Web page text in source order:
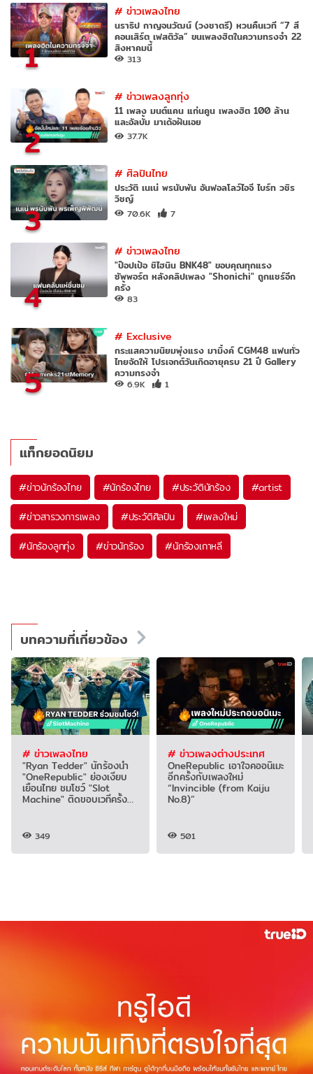
1
#ข่าวเพลงไทย
นราธิป กาญจนวัฒน์ (วงชาตรี) หวนคืนเวที “7 สี
คอนเสิร์ต เฟสติวัล” ขนเพลงฮิตในความทรงจำ 22
สิงหาคมนี้
313
2
#ข่าวเพลงลูกทุ่ง
11 เพลง มนต์แคน แก่นคูน เพลงฮิต 100 ล้าน
และอัลบั้ม มาเด้อฝันเอย
37.7K
3
#ศิลปินไทย
ประวัติ เนเน่ พรนับพัน อันฟอลโลว์ไอจี ไบร์ท วชิร
วิชญ์
70.6K 7
4
#ข่าวเพลงไทย
"ป๊อปเป้อ ชิไฮนิน BNK48" ขอบคุณทุกแรง
ซัพพอร์ต หลังคลิปเพลง "Shonichi" ถูกแชร์อีก
ครั้ง
83
5
#Exclusive
กระแสความนิยมพุ่งแรง มามิ้งค์ CGM48 แฟนทั่ว
ไทยจัดให้ โปรเจกต์วันเกิดอายุครบ 21 ปี Gallery
ความทรงจำ
6.9K 1
แท็กยอดนิยม
#ข่าวนักร้องไทย #นักร้องไทย #ประวัตินักร้อง #artist
#ข่าวสารวงการเพลง #ประวัติศิลปิน #เพลงใหม่
#นักร้องลูกทุ่ง #ข่าวนักร้อง #นักร้องเกาหลี
บทความที่เกี่ยวข้อง
# ข่าวเพลงไทย
"Ryan Tedder" นักร้องนำ
"OneRepublic" ย่องเงียบ
เยือนไทย ชมโชว์ "Slot
Machine" ติดขอบเวทีครั้ง
349
# ข่าวเพลงต่างประเทศ
OneRepublic เอาใจคออนิเมะ
อีกครั้งกับเพลงใหม่
“Invincible (from Kaiju
No.8)”
501